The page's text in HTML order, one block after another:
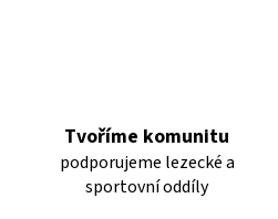
Tvoříme komunitu
podporujeme lezecké a
sportovní oddíly